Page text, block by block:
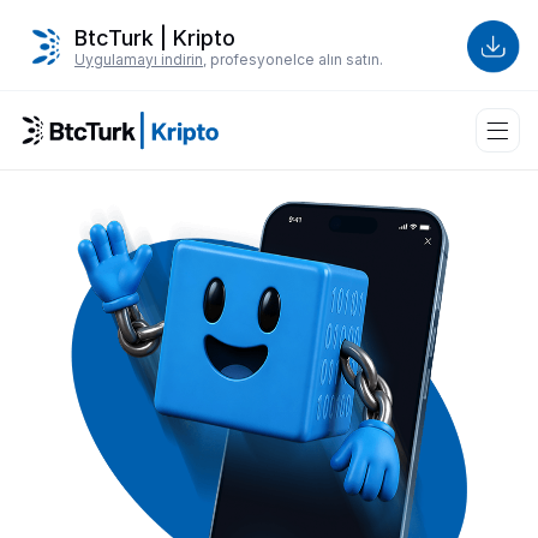
BtcTurk | Kripto
Uygulamayı indirin, profesyonelce alın satın.